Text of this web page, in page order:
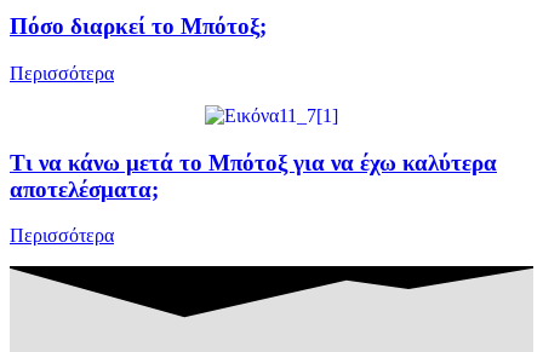
Πόσο διαρκεί το Μπότοξ;
Περισσότερα
Τι να κάνω μετά το Μπότοξ για να έχω καλύτερα
αποτελέσματα;
Περισσότερα